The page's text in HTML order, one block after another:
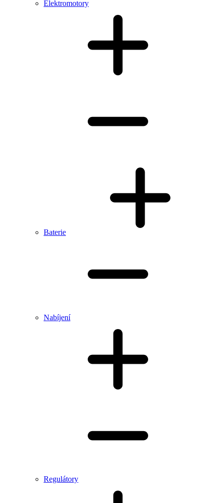
Elektromotory
Baterie
Nabíjení
Regulátory